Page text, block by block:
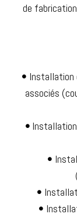
de
Installation
associés